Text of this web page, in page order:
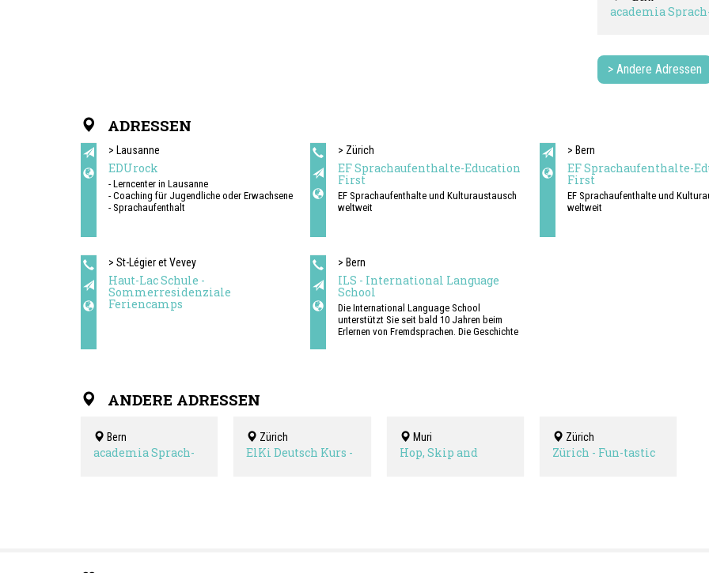
academia
> Andere Adressen
ADRESSEN
> Lausanne
EDUrock
- Lerncenter in Lausanne
- Coaching für Jugendliche oder Erwachsene
- Sprachaufenthalt
> Zürich
EF Sprachaufenthalte-Education
First
EF Sprachaufenthalte und Kulturaustausch
weltweit
> Bern
EF Sprachaufenthalte-
First
EF Sprachaufenthalte und
weltweit
> St-Légier et Vevey
Haut-Lac Schule -
Sommerresidenziale
Feriencamps
> Bern
ILS - International Language
School
Die International Language School
unterstützt Sie seit bald 10 Jahren beim
Erlernen von Fremdsprachen. Die Geschichte
Unterkünfte noch
Unterbringungsmöglichkeiten bei
Gastfamilien zur Verfügung. Dies gilt für alle
ANDERE ADRESSEN
Bern
academia Sprach-
Zürich
ElKi Deutsch Kurs -
Muri
Hop, Skip and
Zürich
Zürich - Fun-tastic